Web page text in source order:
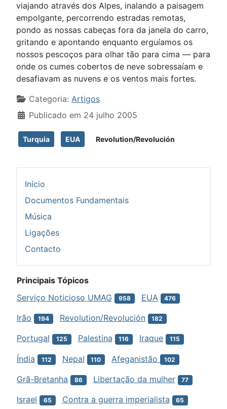
viajando através dos Alpes, inalando a paisagem
empolgante, percorrendo estradas remotas,
pondo as nossas cabeças fora da janela do carro,
gritando e apontando enquanto erguíamos os
nossos pescoços para olhar tão para cima — para
onde os cumes cobertos de neve sobressaíam e
desafiavam as nuvens e os ventos mais fortes.
Detalhes
Categoria: Artigos
Publicado em 24 julho 2005
Turquia EUA Revolution/Revolución
Início
Documentos Fundamentais
Música
Ligações
Contacto
Principais Tópicos
Serviço Noticioso UMAG
958 EUA 476
Irão 194 Revolution/Revolución 182
Portugal 125 Palestina 116 Iraque 115
Índia 112 Nepal 110 Afeganistão 102
Grã-Bretanha 86 Libertação da mulher 77
Israel 65 Contra a guerra imperialista 65